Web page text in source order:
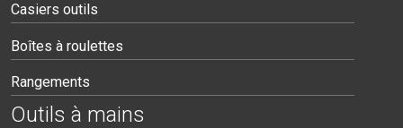
Casiers outils
Boîtes à roulettes
Rangements
Outils à mains